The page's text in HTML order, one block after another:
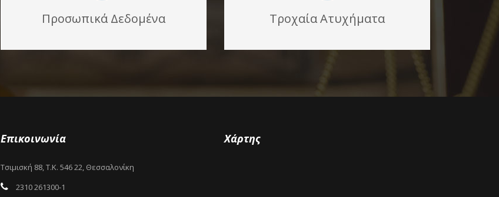
Προσωπικά Δεδομένα Τροχαία Ατυχήματα
Επικοινωνία
Τσιμισκή 88, Τ.Κ. 546 22, Θεσσαλονίκη
2310 261300-1
Χάρτης